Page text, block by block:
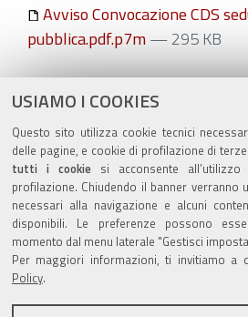
USIAMO I COOKIES
Questo sito utilizza cookie tecnici
delle pagine, e cookie di profilazione di
tutti i cookiesi acconsente
profilazione. Chiudendo il banner verranno
necessari alla navigazione e alcuni
disponibili. Le preferenze possono
momento dal menu laterale "Gestisci
Per maggiori informazioni, ti invitiamo a
Policy.
Avviso Convocazione CDS
pubblica.pdf.p7m— 295 KB
Azioni
sul
documento
ultima modifica 29/06/
Valuta